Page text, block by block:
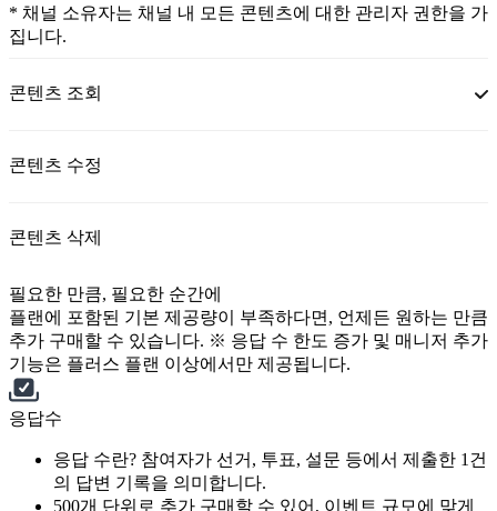
* 채널 소유자는 채널 내 모든 콘텐츠에 대한 관리자 권한을 가
집니다.
콘텐츠 조회
콘텐츠 수정
콘텐츠 삭제
필요한 만큼, 필요한 순간에
플랜에 포함된 기본 제공량이 부족하다면, 언제든 원하는 만큼
추가 구매할 수 있습니다. ※ 응답 수 한도 증가 및 매니저 추가
기능은 플러스 플랜 이상에서만 제공됩니다.
응답수
응답 수란? 참여자가 선거, 투표, 설문 등에서 제출한 1건
의 답변 기록을 의미합니다.
500개 단위로 추가 구매할 수 있어, 이벤트 규모에 맞게